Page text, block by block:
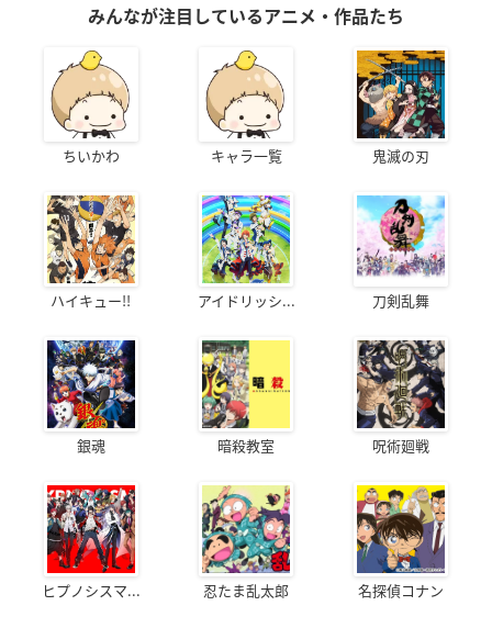
みんなが注目しているアニメ・作品たち
ちいかわ キャラ一覧 鬼滅の刃
ハイキュー!! アイドリッシ... 刀剣乱舞
銀魂 暗殺教室 呪術廻戦
ヒプノシスマ... 忍たま乱太郎 名探偵コナン